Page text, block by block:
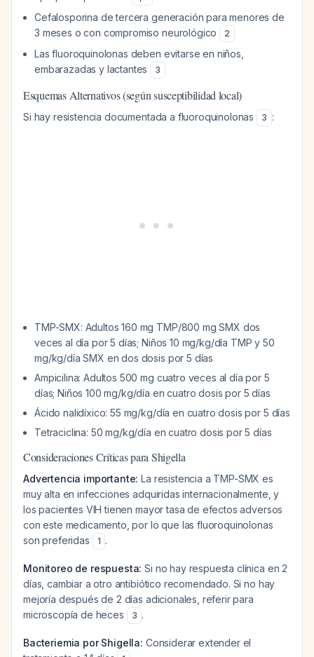
Cefalosporina de tercera generación para menores de
3 meses o con compromiso neurológico
2
Las fluoroquinolonas deben evitarse en niños,
embarazadas y lactantes
3
Esquemas Alternativos (según susceptibilidad local)
Si hay resistencia documentada a fluoroquinolonas 3 :
TMP-SMX: Adultos 160 mg TMP/800 mg SMX dos
veces al día por 5 días; Niños 10 mg/kg/día TMP y 50
mg/kg/día SMX en dos dosis por 5 días
Ampicilina: Adultos 500 mg cuatro veces al día por 5
días; Niños 100 mg/kg/día en cuatro dosis por 5 días
Ácido nalidíxico: 55 mg/kg/día en cuatro dosis por 5 días
Tetraciclina: 50 mg/kg/día en cuatro dosis por 5 días
Consideraciones Críticas para Shigella
Advertencia importante: La resistencia a TMP-SMX es
muy alta en infecciones adquiridas internacionalmente, y
los pacientes VIH tienen mayor tasa de efectos adversos
con este medicamento, por lo que las fluoroquinolonas
son preferidas
1 .
Monitoreo de respuesta: Si no hay respuesta clínica en 2
días, cambiar a otro antibiótico recomendado. Si no hay
mejoría después de 2 días adicionales, referir para
microscopía de heces
3 .
Bacteriemia por Shigella: Considerar extender el